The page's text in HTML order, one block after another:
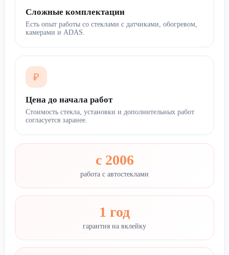
Сложные комплектации
Есть опыт работы со стеклами с датчиками, обогревом,
камерами и ADAS.
₽
Цена до начала работ
Стоимость стекла, установки и дополнительных работ
согласуется заранее.
с 2006
работа с автостеклами
1 год
гарантия на вклейку